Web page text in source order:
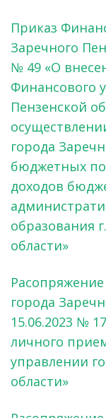
Приказ
Заречного
№ 49 «О
Финансового
Пензенской
города
бюджетных
доходов
образования
области»
города
15.06.2023 №
личного
управлении
области»